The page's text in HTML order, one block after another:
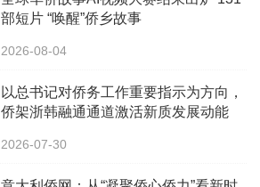
部短片 “唤醒”侨乡故事
2026-08-04
以总书记对侨务工作重要指示为方向，
侨架浙韩融通通道激活新质发展动能
2026-07-30